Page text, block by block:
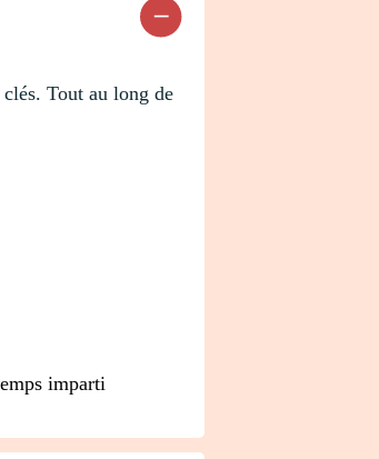
Tout au long de
imparti